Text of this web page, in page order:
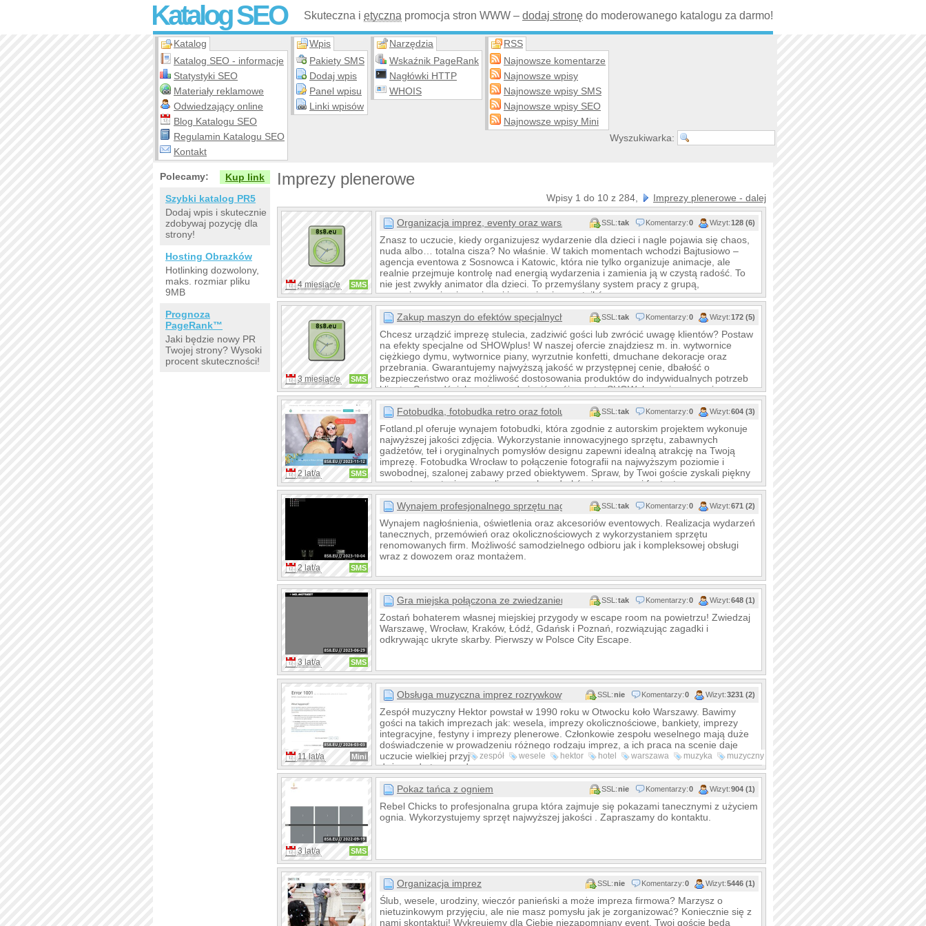
Katalog SEO Skuteczna i etyczna promocja stron WWW – dodaj stronę do moderowanego katalogu za darmo!
Katalog
Katalog SEO - informacje
Statystyki SEO
Materiały reklamowe
Odwiedzający online
Blog Katalogu SEO
Regulamin Katalogu SEO
Kontakt
Wpis
Pakiety SMS
Dodaj wpis
Panel wpisu
Linki wpisów
Narzędzia
Wskaźnik PageRank
Nagłówki HTTP
WHOIS
RSS
Najnowsze komentarze
Najnowsze wpisy
Najnowsze wpisy SMS
Najnowsze wpisy SEO
Najnowsze wpisy Mini
Wyszukiwarka:
Imprezy plenerowe
Wpisy 1 do 10 z 284, Imprezy plenerowe - dalej
4 miesiąc/e SMS
Organizacja imprez, eventy oraz warsztaty dla dzieci
SSL:tak Komentarzy:0 Wizyt:128 (6)
Znasz to uczucie, kiedy organizujesz wydarzenie dla dzieci i nagle pojawia się chaos,
nuda albo… totalna cisza? No właśnie. W takich momentach wchodzi Bajtusiowo –
agencja eventowa z Sosnowca i Katowic, która nie tylko organizuje animacje, ale
realnie przejmuje kontrolę nad energią wydarzenia i zamienia ją w czystą radość. To
nie jest zwykły animator dla dzieci. To przemyślany system pracy z grupą,
scenariuszami animacyjnymi i emocjami uczestników.
3 miesiąc/e SMS
Zakup maszyn do efektów specjalnych SSL:tak Komentarzy:0 Wizyt:172 (5)
Chcesz urządzić imprezę stulecia, zadziwić gości lub zwrócić uwagę klientów? Postaw
na efekty specjalne od SHOWplus! W naszej ofercie znajdziesz m. in. wytwornice
ciężkiego dymu, wytwornice piany, wyrzutnie konfetti, dmuchane dekoracje oraz
przebrania. Gwarantujemy najwyższą jakość w przystępnej cenie, dbałość o
bezpieczeństwo oraz możliwość dostosowania produktów do indywidualnych potrzeb
klienta. Sprawdź, jak możesz odmienić swój event z SHOWplus - niezapomniane
wrażenia gwarantowane!
2 lat/a SMS
Fotobudka, fotobudka retro oraz fotolustro SSL:tak Komentarzy:0 Wizyt:604 (3)
Fotland.pl oferuje wynajem fotobudki, która zgodnie z autorskim projektem wykonuje
najwyższej jakości zdjęcia. Wykorzystanie innowacyjnego sprzętu, zabawnych
gadżetów, teł i oryginalnych pomysłów designu zapewni idealną atrakcję na Twoją
imprezę. Fotobudka Wrocław to połączenie fotografii na najwyższym poziomie i
swobodnej, szalonej zabawy przed obiektywem. Spraw, by Twoi goście zyskali piękny
prezent w postaci personalizowanych wydruków i zarezerwuj fantastyczny czas z
fotobudką na fotland.pl
2 lat/a SMS
Wynajem profesjonalnego sprzętu nagłośnieniowego
SSL:tak Komentarzy:0 Wizyt:671 (2)
Wynajem nagłośnienia, oświetlenia oraz akcesoriów eventowych. Realizacja wydarzeń
tanecznych, przemówień oraz okolicznościowych z wykorzystaniem sprzętu
renomowanych firm. Możliwość samodzielnego odbioru jak i kompleksowej obsługi
wraz z dowozem oraz montażem.
3 lat/a SMS
Gra miejska połączona ze zwiedzaniem SSL:tak Komentarzy:0 Wizyt:648 (1)
Zostań bohaterem własnej miejskiej przygody w escape room na powietrzu! Zwiedzaj
Warszawę, Wrocław, Kraków, Łódź, Gdańsk i Poznań, rozwiązując zagadki i
odkrywając ukryte skarby. Pierwszy w Polsce City Escape.
11 lat/a Mini
Obsługa muzyczna imprez rozrywkowych SSL:nie Komentarzy:0 Wizyt:3231 (2)
Zespół muzyczny Hektor powstał w 1990 roku w Otwocku koło Warszawy. Bawimy
gości na takich imprezach jak: wesela, imprezy okolicznościowe, bankiety, imprezy
integracyjne, festyny i imprezy plenerowe. Członkowie zespołu weselnego mają duże
doświadczenie w prowadzeniu różnego rodzaju imprez, a ich praca na scenie daje
uczucie wielkiej przyjemności. Założeniem zespołu jest bawić gości i konsekwentnie
dążymy do tego podczas każdej imprezy. Profesjonalne nagłośnienie i instrumenty
muzyczne stanowią odpowiedni...
zespół wesele hektor hotel warszawa muzyka
muzyczny
weselny
warszawie kapela
3 lat/a SMS
Pokaz tańca z ogniem SSL:nie Komentarzy:0 Wizyt:904 (1)
Rebel Chicks to profesjonalna grupa która zajmuje się pokazami tanecznymi z użyciem
ognia. Wykorzystujemy sprzęt najwyższej jakości . Zapraszamy do kontaktu.
Organizacja imprez SSL:nie Komentarzy:0 Wizyt:5446 (1)
Ślub, wesele, urodziny, wieczór panieński a może impreza firmowa? Marzysz o
nietuzinkowym przyjęciu, ale nie masz pomysłu jak je zorganizować? Koniecznie się z
nami skontaktuj! Wykreujemy dla Ciebie niezapomniany event. Twoi goście będą
Polecamy:
Kup link
Szybki katalog PR5
Dodaj wpis i skutecznie
zdobywaj pozycję dla
strony!
Hosting Obrazków
Hotlinking dozwolony,
maks. rozmiar pliku
9MB
Prognoza
PageRank™
Jaki będzie nowy PR
Twojej strony? Wysoki
procent skuteczności!